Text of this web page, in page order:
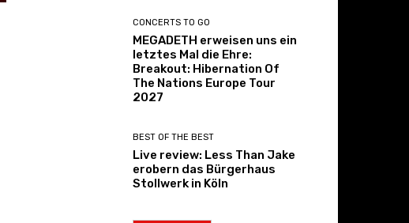
CONCERTS TO GO
MEGADETH erweisen uns ein
letztes Mal die Ehre:
Breakout: Hibernation Of
The Nations Europe Tour
2027
BEST OF THE BEST
Live review: Less Than Jake
erobern das Bürgerhaus
Stollwerk in Köln